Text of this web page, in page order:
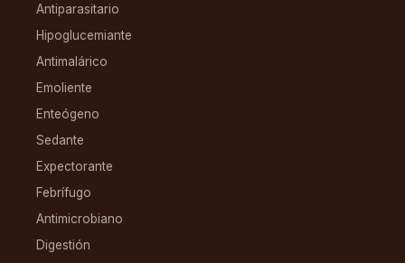
Antiparasitario
Hipoglucemiante
Antimalárico
Emoliente
Enteógeno
Sedante
Expectorante
Febrífugo
Antimicrobiano
Digestión